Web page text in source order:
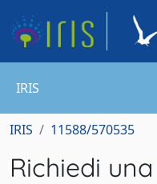
IRIS
IRIS 11588/570535
Richiedi